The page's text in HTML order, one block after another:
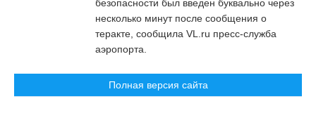
безопасности был введен буквально через
несколько минут после сообщения о
теракте, сообщила VL.ru пресс-служба
аэропорта.
Полная версия сайта